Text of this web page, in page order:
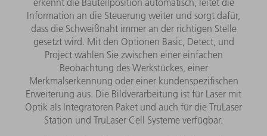
erkennt die Bauteilposition automatisch, leitet die
Information an die Steuerung weiter und sorgt dafür,
dass die Schweißnaht immer an der richtigen Stelle
gesetzt wird. Mit den Optionen Basic, Detect, und
Project wählen Sie zwischen einer einfachen
Beobachtung des Werkstückes, einer
Merkmalserkennung oder einer kundenspezifischen
Erweiterung aus. Die Bildverarbeitung ist für Laser mit
Optik als Integratoren Paket und auch für die TruLaser
Station und TruLaser Cell Systeme verfügbar.